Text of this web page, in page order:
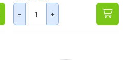
- +